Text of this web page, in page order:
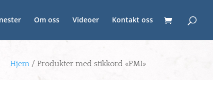
Om oss Videoer Kontakt oss
Hjem/ Produkter med stikkord «PMI»